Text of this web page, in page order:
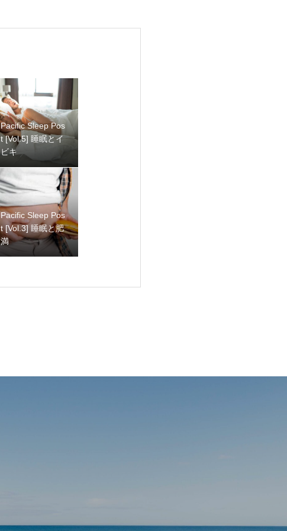
Pacific Sleep Pos
t [Vol.5] 睡眠とイ
ビキ
Pacific Sleep Pos
t [Vol.3] 睡眠と肥
満